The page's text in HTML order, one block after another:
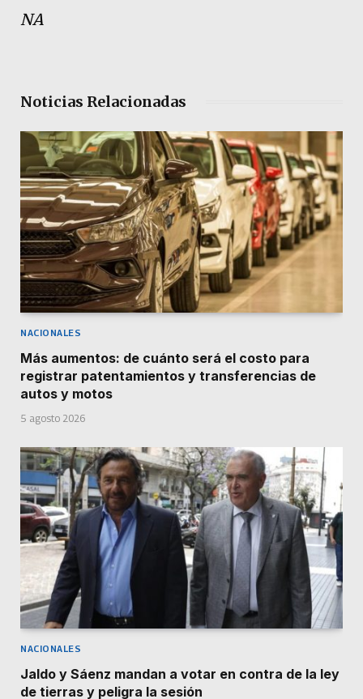
NA
Noticias Relacionadas
NACIONALES
Más aumentos: de cuánto será el costo para
registrar patentamientos y transferencias de
autos y motos
5 agosto 2026
NACIONALES
Jaldo y Sáenz mandan a votar en contra de la ley
de tierras y peligra la sesión